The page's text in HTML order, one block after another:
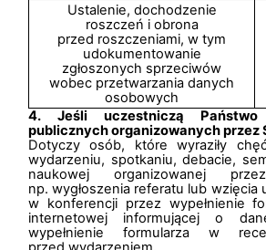
Ustalenie, dochodzenie
roszczeń i obrona
przed roszczeniami, w tym
udokumentowanie
zgłoszonych sprzeciwów
wobec przetwarzania danych
osobowych
4. Jeśli uczestniczą Państwo
publicznych organizowanych przez
Dotyczy osób, które wyraziły
wydarzeniu, spotkaniu, debacie,
naukowej organizowanej
np. wygłoszenia referatu lub wzięcia
w konferencji przez wypełnienie
internetowej informującej o
wypełnienie formularza w